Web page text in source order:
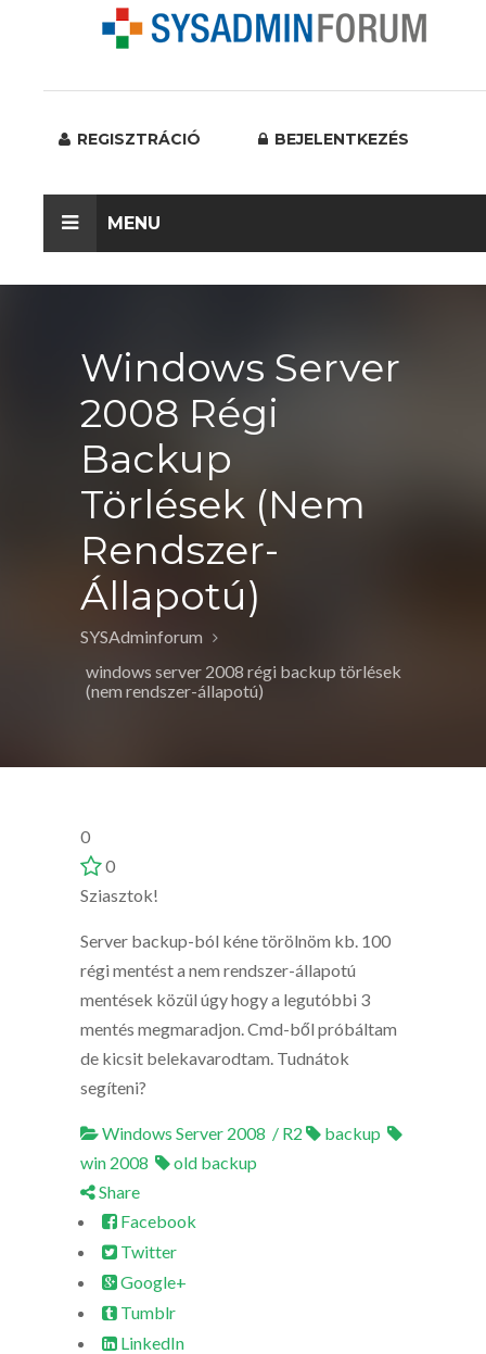
REGISZTRÁCIÓ BEJELENTKEZÉS
MENU
Windows Server
2008 Régi
Backup
Törlések (nem
Rendszer-
Állapotú)
SYSAdminforum
windows server 2008 régi backup törlések
(nem rendszer-állapotú)
0
0
Sziasztok!
Server backup-ból kéne törölnöm kb. 100
régi mentést a nem rendszer-állapotú
mentések közül úgy hogy a legutóbbi 3
mentés megmaradjon. Cmd-ből próbáltam
de kicsit belekavarodtam. Tudnátok
segíteni?
Windows Server 2008 / R2
backup
win 2008
old backup
Share
Facebook
Twitter
Google+
Tumblr
LinkedIn